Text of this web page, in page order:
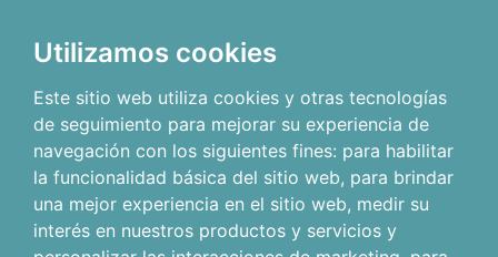
Utilizamos cookies
Este sitio web utiliza cookies y otras tecnologías
de seguimiento para mejorar su experiencia de
navegación con los siguientes fines: para habilitar
la funcionalidad básica del sitio web, para brindar
una mejor experiencia en el sitio web, medir su
interés en nuestros productos y servicios y